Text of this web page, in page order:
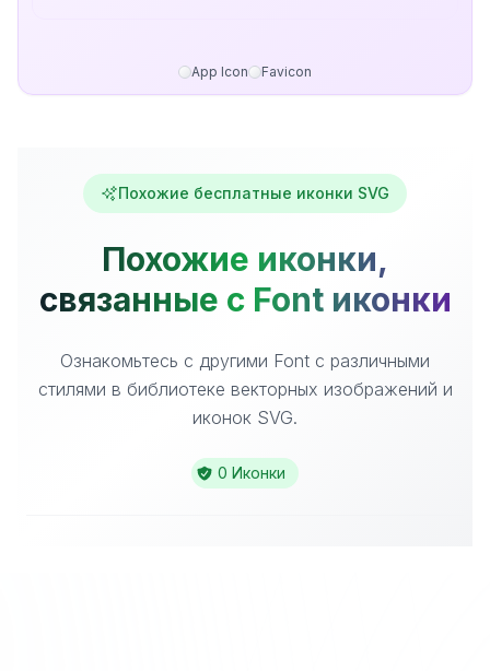
App Icon Favicon
Похожие бесплатные иконки SVG
Похожие иконки,
связанные с Font иконки
Ознакомьтесь с другими Font с различными
стилями в библиотеке векторных изображений и
иконок SVG.
0 Иконки